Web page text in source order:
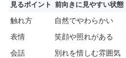
見るポイント 前向きに見やすい状態
触れ方 自然でやわらかい
表情
笑顔や照れがある
会話
別れを惜しむ雰囲気